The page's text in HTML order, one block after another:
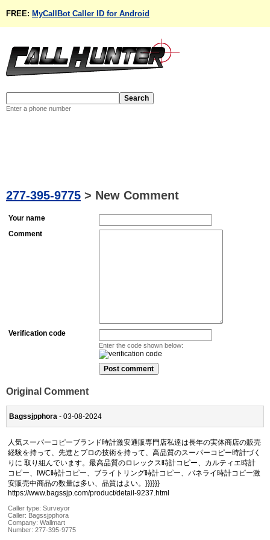
FREE: MyCallBot Caller ID for Android
Enter a phone number
277-395-9775 > New Comment
Your name
Comment
Verification code
Enter the code shown below:
Original Comment
Bagssjpphora - 03-08-2024
人気スーパーコピーブランド時計激安通販専門店私達は長年の実体商店の販売
経験を持って、先進とプロの技術を持って、高品質のスーパーコピー時計づく
りに 取り組んでいます。最高品質のロレックス時計コピー、カルティエ時計
コピー、IWC時計コピー、ブライトリング時計コピー、パネライ時計コピー激
安販売中商品の数量は多い、品質はよい。}}}}}}
https://www.bagssjp.com/product/detail-9237.html
Caller type: Surveyor
Caller: Bagssjpphora
Company: Wallmart
Number: 277-395-9775